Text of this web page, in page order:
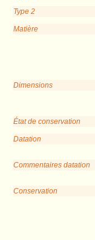
Type 2
Matière
Dimensions
État de conservation
Datation
Commentaires datation
Conservation